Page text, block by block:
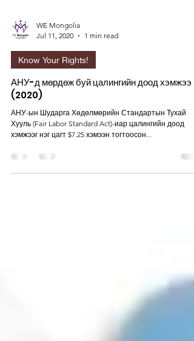
Jul 11, 2020
1 min read
Know Your Rights!
АНУ-д мөрдөж буй цалингийн доод хэмжээ
(2020)
АНУ-ын Шударга Хөдөлмөрийн Стандартын Тухай
хэмжээг нэг цагт $7.25 хэмээн тогтоосон...